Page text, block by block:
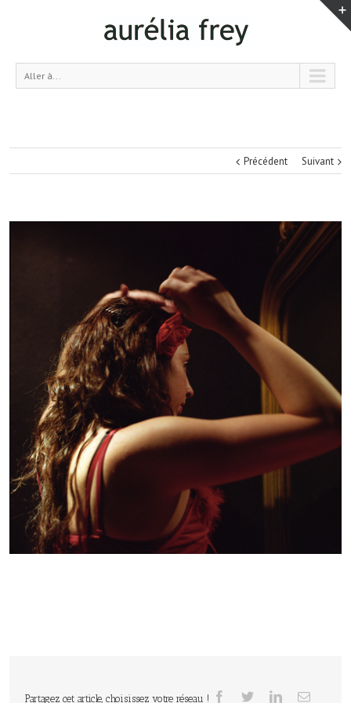
Aller à...
Précédent Suivant
Partagez cet article, choisissez votre réseau !